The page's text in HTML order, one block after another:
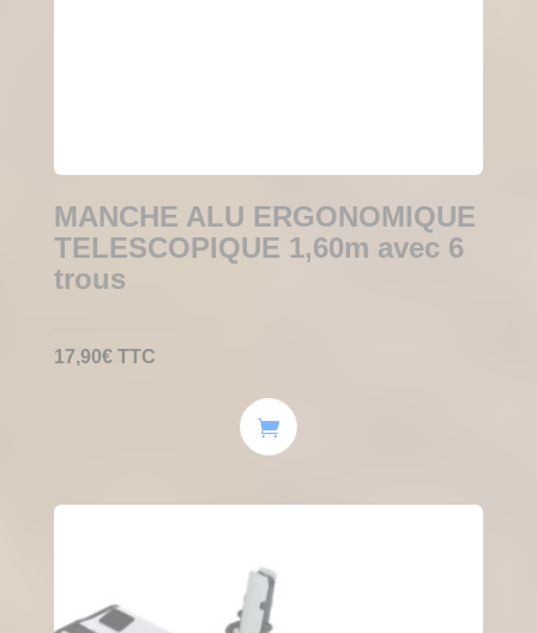
MANCHE ALU ERGONOMIQUE
TELESCOPIQUE 1,60m avec 6
trous
17,90€ TTC